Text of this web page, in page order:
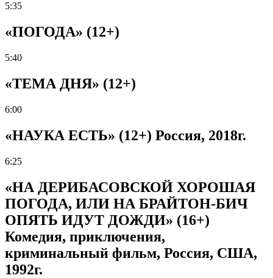
5:35
«ПОГОДА» (12+)
5:40
«ТЕМА ДНЯ» (12+)
6:00
«НАУКА ЕСТЬ» (12+) Россия, 2018г.
6:25
«НА ДЕРИБАСОВСКОЙ ХОРОШАЯ
ПОГОДА, ИЛИ НА БРАЙТОН-БИЧ
ОПЯТЬ ИДУТ ДОЖДИ» (16+)
Комедия, приключения,
криминальный фильм, Россия, США,
1992г.